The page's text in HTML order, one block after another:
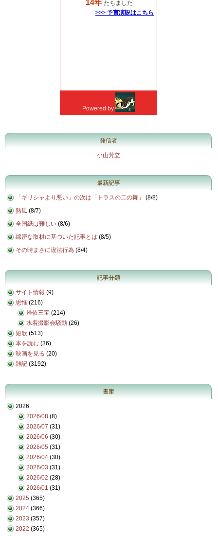
発信者
小山芳立
最新記事
「ギリシャより悪い」の次は「トラスの二の舞」 (8/8)
熱風 (8/7)
全国紙は難しい (8/6)
綿密な取材に基づいた記事とは (8/5)
その時まさに違法行為 (8/4)
記事分類
サイト情報 (9)
思惟 (216)
帰依三宝 (214)
水着撮影会騒動 (26)
短歌 (513)
本を読む (36)
映画を見る (20)
雑記 (3192)
書庫
2026
2026/08 (8)
2026/07 (31)
2026/06 (30)
2026/05 (31)
2026/04 (30)
2026/03 (31)
2026/02 (28)
2026/01 (31)
2025 (365)
2024 (366)
2023 (357)
2022 (365)